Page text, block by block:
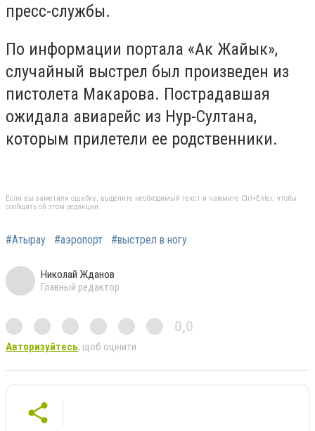
пресс-службы.
По информации портала «Ак Жайык»,
случайный выстрел был произведен из
пистолета Макарова. Пострадавшая
ожидала авиарейс из Нур-Султана,
которым прилетели ее родственники.
Если вы заметили ошибку, выделите необходимый текст и нажмите Ctrl+Enter, чтобы
сообщить об этом редакции
#Атырау #аэропорт #выстрел в ногу
Николай Жданов
Главный редактор
0,0
Авторизуйтесь, щоб оцінити